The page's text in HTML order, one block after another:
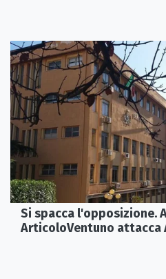
Si spacca l'opposizione.
ArticoloVentuno attacca